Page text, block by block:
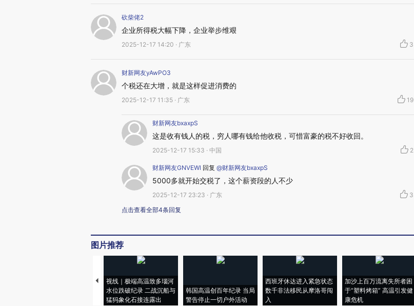
砍柴佬2
企业所得税大幅下降，企业举步维艰
2025-12-17 14:20 · 广东 3
财新网友yAwPO3
个税还在大增，就是这样促进消费的
2025-12-17 11:35 · 广东 19
财新网友bxaxpS
这是收有钱人的税，穷人哪有钱给他收税，可惜富豪的税不好收回。
2025-12-17 15:33 · 中国 2
财新网友GNVEWl 回复 @财新网友bxaxpS
5000多就开始交税了，这个薪资段的人不少
2025-12-17 23:23 · 广东 3
点击查看全部4条回复
图片推荐
视线｜极端高温致多瑙河
水位跌破纪录 二战沉船与
猛犸象化石接连露出
韩国高温创百年纪录 当局
警告停止一切户外活动
西班牙休达进入紧急状态
数千非法移民从摩洛哥闯
入
加沙上百万流离失所者困
于“塑料烤箱” 高温引发健
康危机